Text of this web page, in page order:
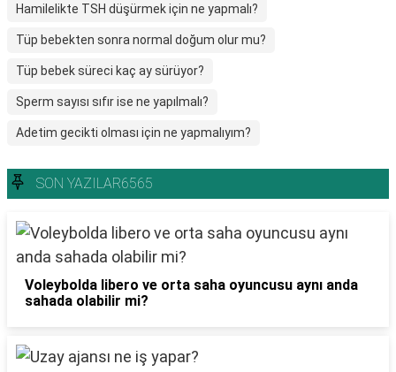
Hamilelikte TSH düşürmek için ne yapmalı?
Tüp bebekten sonra normal doğum olur mu?
Tüp bebek süreci kaç ay sürüyor?
Sperm sayısı sıfır ise ne yapılmalı?
Adetim gecikti olması için ne yapmalıyım?
SON YAZILAR6565
Voleybolda libero ve orta saha oyuncusu aynı anda
sahada olabilir mi?